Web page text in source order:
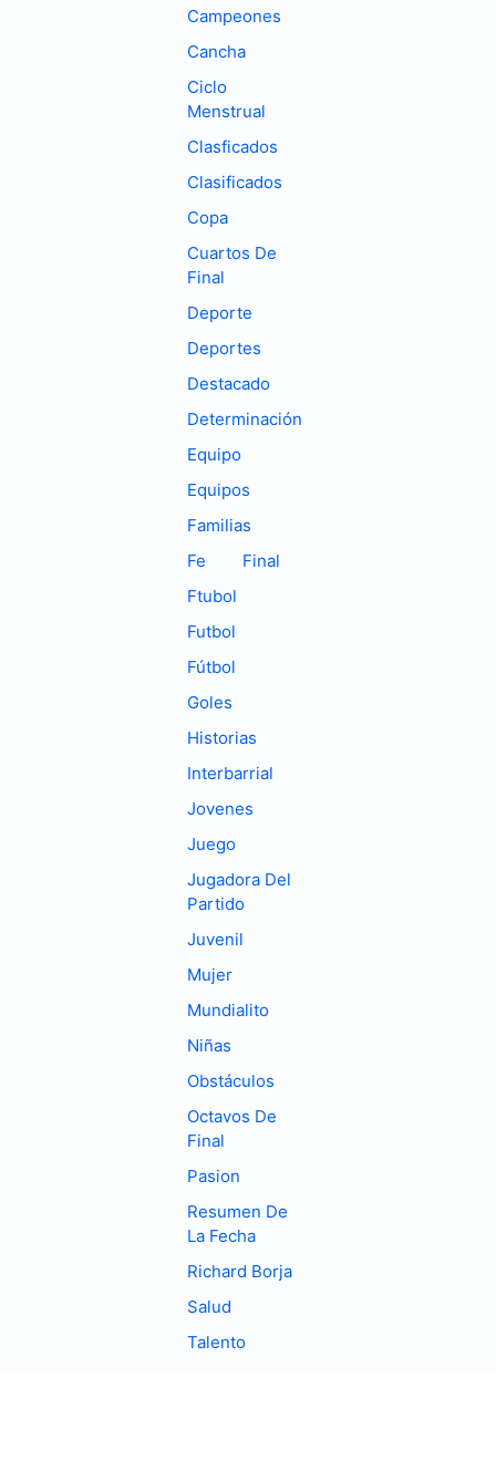
Campeones
Cancha
Ciclo
Menstrual
Clasficados
Clasificados
Copa
Cuartos De
Final
Deporte
Deportes
Destacado
Determinación
Equipo
Equipos
Familias
Fe
Final
Ftubol
Futbol
Fútbol
Goles
Historias
Interbarrial
Jovenes
Juego
Jugadora Del
Partido
Juvenil
Mujer
Mundialito
Niñas
Obstáculos
Octavos De
Final
Pasion
Resumen De
La Fecha
Richard Borja
Salud
Talento